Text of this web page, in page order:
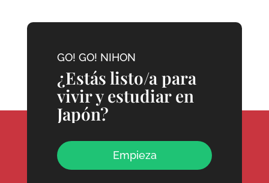
GO! GO! NIHON
¿Estás listo/a para
vivir y estudiar en
Japón?
Empieza